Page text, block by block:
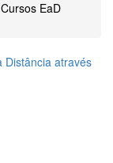
EaD
Distância através